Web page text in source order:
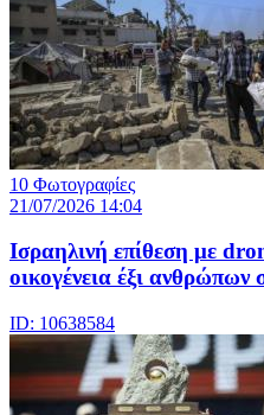
10 Φωτογραφίες
21/07/2026 14:04
Iσραηλινή επίθεση με
οικογένεια έξι ανθρώπων
ID: 10638584